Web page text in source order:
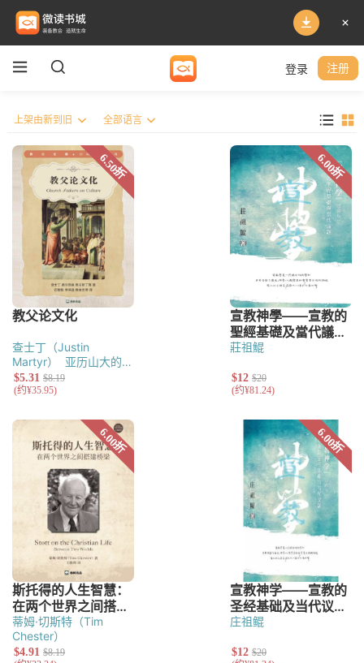
登录 注册
查士丁（Justin
Martyr）
亚历山大的克
莱门（Clement of
Alexandria）
（Tertullian） 奥利金
（Origen）
奥古斯丁
（Augustine of
Hippo）
莊祖鯤
蒂姆·切斯特（Tim
Chester）
庄祖鲲